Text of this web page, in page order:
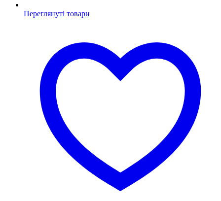
Переглянуті товари